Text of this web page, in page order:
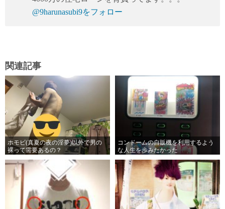
@9harunasubi9をフォロー
関連記事
ホモビ(真夏の夜の淫夢)以外で男の
裸って需要あるの？
コンドームの自販機を利用するよう
な人生を歩みたかった